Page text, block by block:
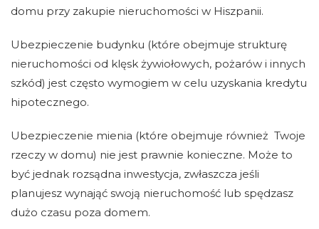
domu przy zakupie nieruchomości w Hiszpanii.
Ubezpieczenie budynku (które obejmuje strukturę
nieruchomości od klęsk żywiołowych, pożarów i innych
szkód) jest często wymogiem w celu uzyskania kredytu
hipotecznego.
Ubezpieczenie mienia (które obejmuje również Twoje
rzeczy w domu) nie jest prawnie konieczne. Może to
być jednak rozsądna inwestycja, zwłaszcza jeśli
planujesz wynająć swoją nieruchomość lub spędzasz
dużo czasu poza domem.